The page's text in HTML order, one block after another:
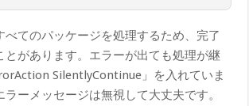
べてのパッケージを処理するため、完了
とがあります。エラーが出ても処理が継
SilentlyContinue」を入れていま
ーメッセージは無視して大丈夫です。